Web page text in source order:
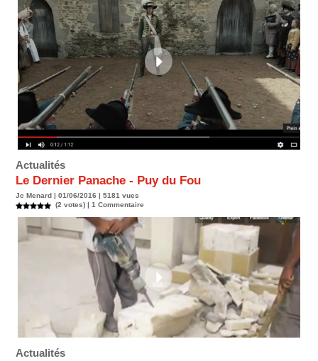
Actualités
Le Dernier Panache - Puy du Fou
Jc Menard | 01/06/2016 | 5181 vues
(2 votes) | 1 Commentaire
Actualités